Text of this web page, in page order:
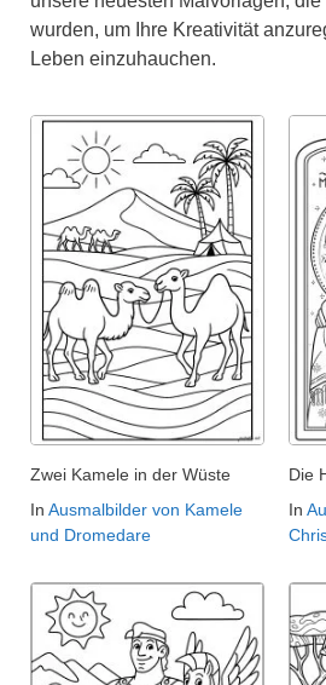
wurden, um Ihre Kreativität
Leben einzuhauchen.
Zwei Kamele in der Wüste
In Ausmalbilder von Kamele
und Dromedare
Die
In